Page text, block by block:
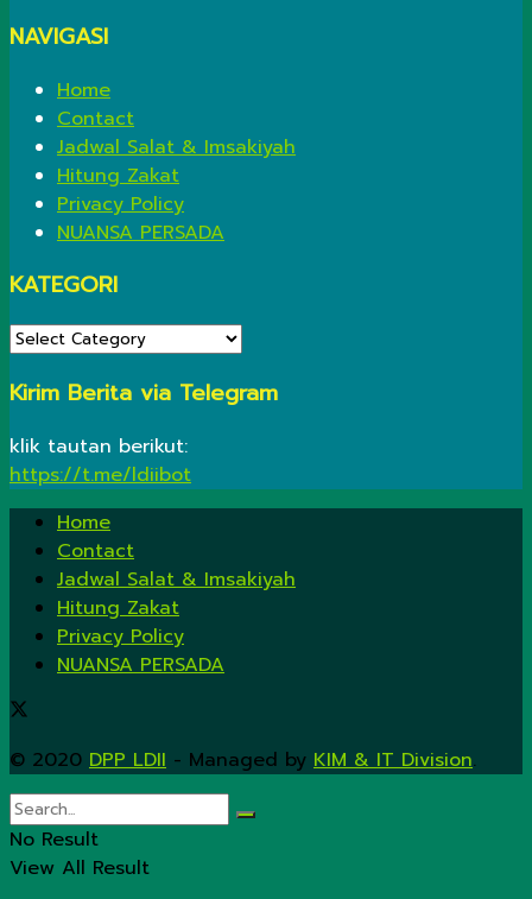
NAVIGASI
Home
Contact
Jadwal Salat & Imsakiyah
Hitung Zakat
Privacy Policy
NUANSA PERSADA
KATEGORI
KATEGORI
Kirim Berita via Telegram
klik tautan berikut:
https://t.me/ldiibot
Home
Contact
Jadwal Salat & Imsakiyah
Hitung Zakat
Privacy Policy
NUANSA PERSADA
© 2020 DPP LDII - Managed by KIM & IT Division.
No Result
View All Result